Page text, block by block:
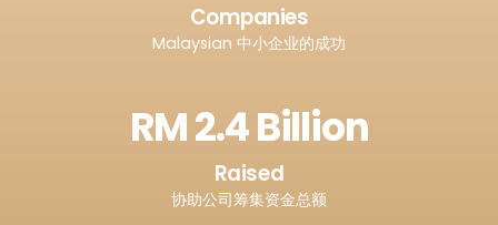
Companies
Malaysian 中小企业的成功
RM 2.4 Billion
Raised
协助公司筹集资金总额